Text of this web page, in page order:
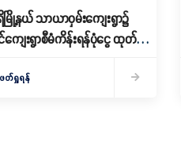
ြို့နယ် သာယာဝှမ်းကျေးရွာ၌
င်ကျေးရွာစီမံကိန်းရန်ပုံငွေ ထုတ်
ရှုရန်